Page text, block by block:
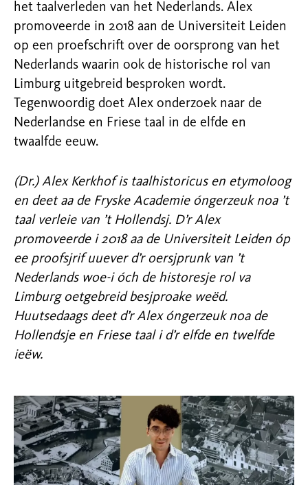
het taalverleden van het Nederlands. Alex
promoveerde in 2018 aan de Universiteit Leiden
op een proefschrift over de oorsprong van het
Nederlands waarin ook de historische rol van
Limburg uitgebreid besproken wordt.
Tegenwoordig doet Alex onderzoek naar de
Nederlandse en Friese taal in de elfde en
twaalfde eeuw.
(Dr.) Alex Kerkhof is taalhistoricus en etymoloog
en deet aa de Fryske Academie óngerzeuk noa ’t
taal verleie van ’t Hollendsj. D’r Alex
promoveerde i 2018 aa de Universiteit Leiden óp
ee proofsjrif uuever d’r oersjprunk van ’t
Nederlands woe-i óch de historesje rol va
Limburg oetgebreid besjproake weëd.
Huutsedaags deet d’r Alex óngerzeuk noa de
Hollendsje en Friese taal i d’r elfde en twelfde
ieëw.